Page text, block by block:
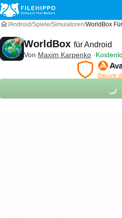
Android Spiele Simulatoren WorldBox
WorldBox für Android
Von Maxim Karpenko